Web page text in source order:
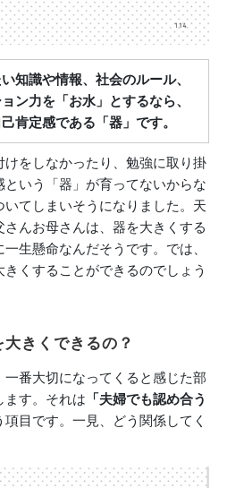
知識や情報、社会のルール、
ン力を「お水」とするなら、
肯定感である「器」です。
をしなかったり、勉強に取り掛
いう「器」が育ってないからな
てしまいそうになりました。天
んお母さんは、器を大きくする
生懸命なんだそうです。では、
くすることができるのでしょう
きくできるの？
一番大切になってくると感じた部
ます。それは 「夫婦でも認め合う
項目です。一見、どう関係してく